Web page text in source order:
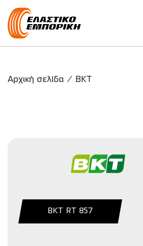
Main Navigation
Αρχική σελίδα / BKT
BKT RT 857